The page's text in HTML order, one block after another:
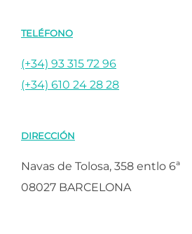
TELÉFONO
(+34) 93 315 72 96
(+34) 610 24 28 28
DIRECCIÓN
Navas de Tolosa, 358 entlo 6ª
08027 BARCELONA